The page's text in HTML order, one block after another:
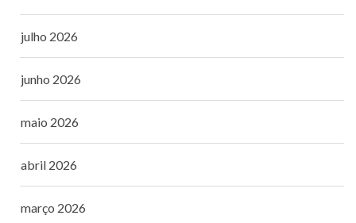
julho 2026
junho 2026
maio 2026
abril 2026
março 2026